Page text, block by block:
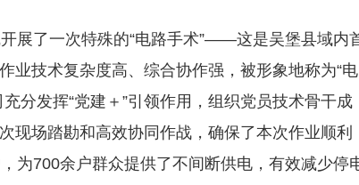
展了一次特殊的“电路手术”——这是吴堡县域内
业技术复杂度高、综合协作强，被形象地称为“电
分发挥“党建＋”引领作用，组织党员技术骨干成
现场踏勘和高效协同作战，确保了本次作业顺利
为700余户群众提供了不间断供电，有效减少停